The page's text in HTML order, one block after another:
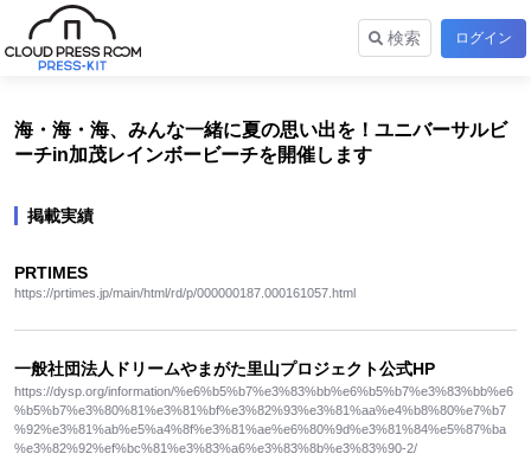
検索 ログイン
海・海・海、みんな一緒に夏の思い出を！ユニバーサルビ
ーチin加茂レインボービーチを開催します
掲載実績
PRTIMES
https://prtimes.jp/main/html/rd/p/000000187.000161057.html
一般社団法人ドリームやまがた里山プロジェクト公式HP
https://dysp.org/information/%e6%b5%b7%e3%83%bb%e6%b5%b7%e3%83%bb%e6
%b5%b7%e3%80%81%e3%81%bf%e3%82%93%e3%81%aa%e4%b8%80%e7%b7
%92%e3%81%ab%e5%a4%8f%e3%81%ae%e6%80%9d%e3%81%84%e5%87%ba
%e3%82%92%ef%bc%81%e3%83%a6%e3%83%8b%e3%83%90-2/